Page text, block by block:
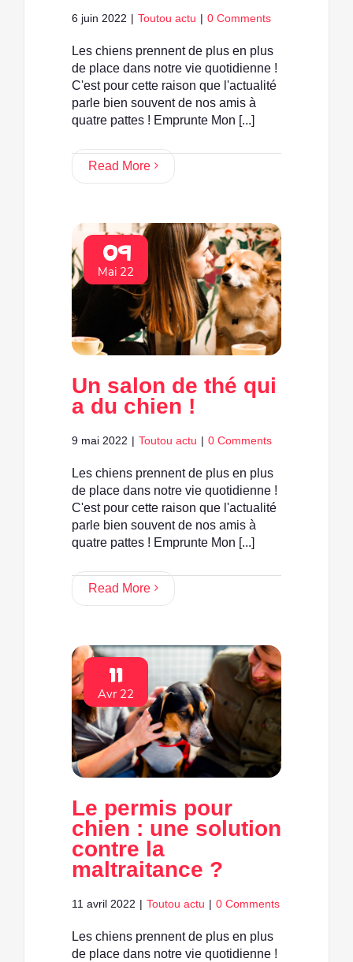
6 juin 2022 | Toutou actu | 0 Comments
Les chiens prennent de plus en plus
de place dans notre vie quotidienne !
C'est pour cette raison que l'actualité
parle bien souvent de nos amis à
quatre pattes ! Emprunte Mon [...]
Read More
09
Mai 22
Un salon de thé qui
a du chien !
9 mai 2022 | Toutou actu | 0 Comments
Les chiens prennent de plus en plus
de place dans notre vie quotidienne !
C'est pour cette raison que l'actualité
parle bien souvent de nos amis à
quatre pattes ! Emprunte Mon [...]
Read More
11
Avr 22
Le permis pour
chien : une solution
contre la
maltraitance ?
11 avril 2022 | Toutou actu | 0 Comments
Les chiens prennent de plus en plus
de place dans notre vie quotidienne !